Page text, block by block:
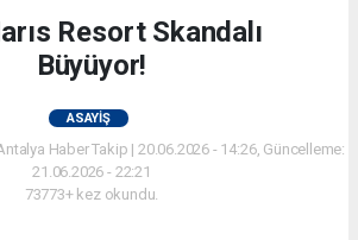
Resort Skandalı
Büyüyor!
ASAYIŞ
Haber Takip | 20.06.2026 - 14:26, Güncelleme:
21.06.2026 - 22:21
73773+ kez okundu.